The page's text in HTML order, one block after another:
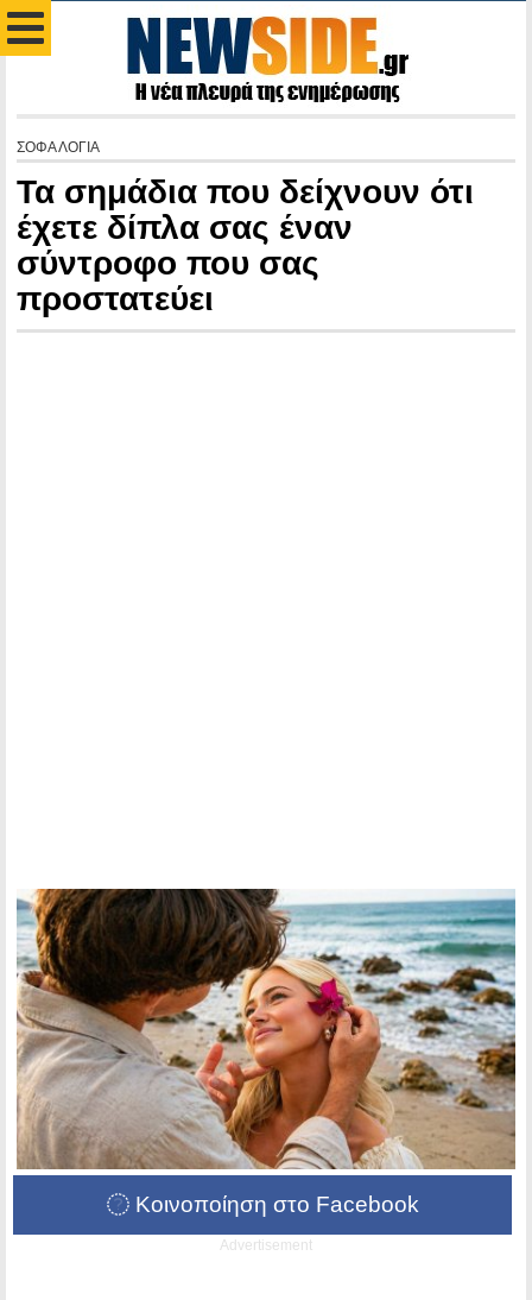
ΣΟΦΑ ΛΟΓΙΑ
Τα σημάδια που δείχνουν ότι
έχετε δίπλα σας έναν
σύντροφο που σας
προστατεύει
Κοινοποίηση στο Facebook
Advertisement